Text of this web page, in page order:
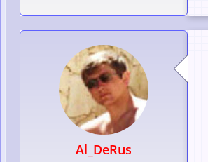
Al_DeRus